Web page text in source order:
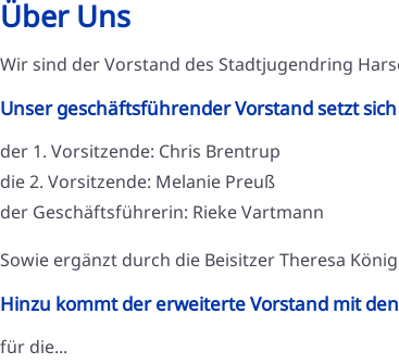
Über Uns
Wir sind der Vorstand des Stadtjugendring
Unser geschäftsführender Vorstand setzt
der 1. Vorsitzende: Chris Brentrup
die 2. Vorsitzende: Melanie Preuß
der Geschäftsführerin: Rieke Vartmann
Sowie ergänzt durch die Beisitzer Theresa
Hinzu kommt der erweiterte Vorstand mit
für die...